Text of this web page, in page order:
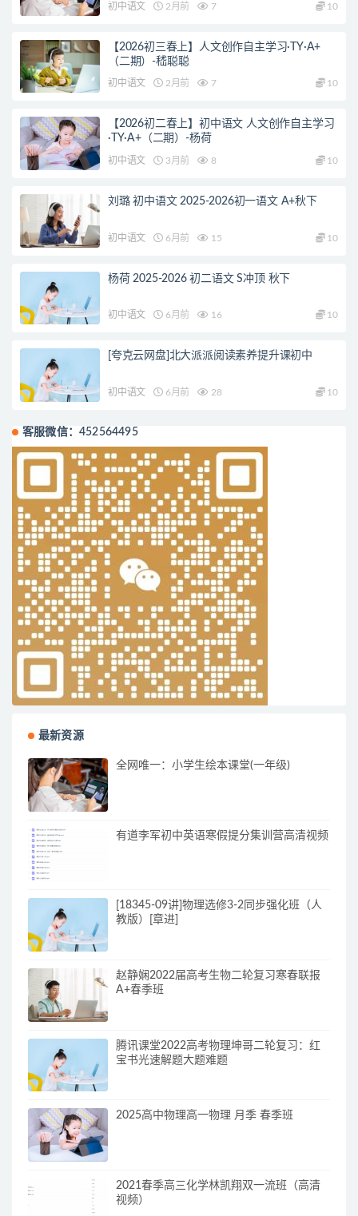
初中语文 2月前 7 10
【2026初三春上】人文创作自主学习·TY·A+
（二期）-嵇聪聪
初中语文 2月前 7 10
【2026初二春上】初中语文 人文创作自主学习
·TY·A+（二期）-杨荷
初中语文 3月前 8 10
刘璐 初中语文 2025-2026初一语文 A+秋下
初中语文 6月前 15 10
杨荷 2025-2026 初二语文 S冲顶 秋下
初中语文 6月前 16 10
[夸克云网盘]北大派派阅读素养提升课初中
初中语文 6月前 28 10
客服微信：452564495
最新资源
全网唯一：小学生绘本课堂(一年级)
有道李军初中英语寒假提分集训营高清视频
[18345-09讲]物理选修3-2同步强化班（人
教版）[章进]
赵静娴2022届高考生物二轮复习寒春联报
A+春季班
腾讯课堂2022高考物理坤哥二轮复习：红
宝书光速解题大题难题
2025高中物理高一物理 月季 春季班
2021春季高三化学林凯翔双一流班（高清
视频）